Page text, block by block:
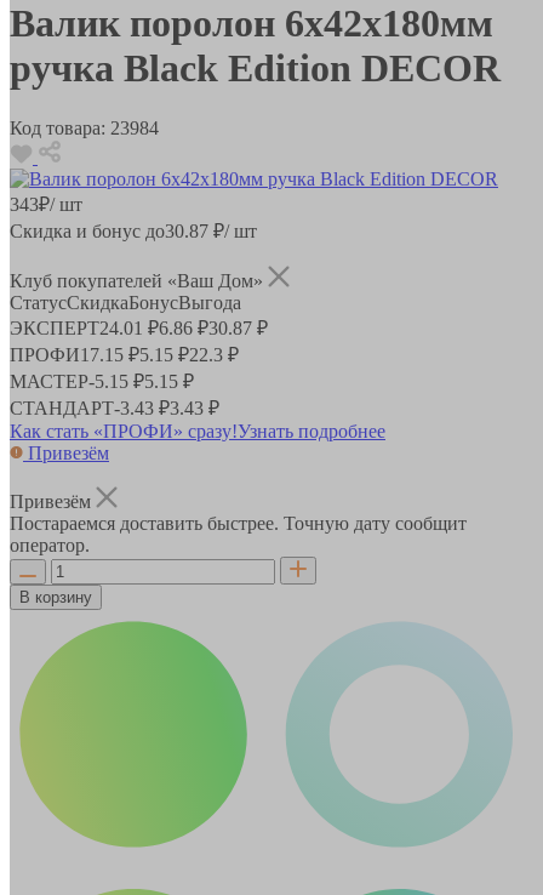
Валик поролон 6х42х180мм
ручка Black Edition DECOR
Код товара: 23984
343₽/ шт
Скидка и бонус до30.87 ₽/ шт
Клуб покупателей «Ваш Дом»
СтатусСкидкаБонусВыгода
ЭКСПЕРТ24.01 ₽6.86 ₽30.87 ₽
ПРОФИ17.15 ₽5.15 ₽22.3 ₽
МАСТЕР-5.15 ₽5.15 ₽
СТАНДАРТ-3.43 ₽3.43 ₽
Как стать «ПРОФИ» сразу!Узнать подробнее
Привезём
Привезём
Постараемся доставить быстрее. Точную дату сообщит
оператор.
В корзину